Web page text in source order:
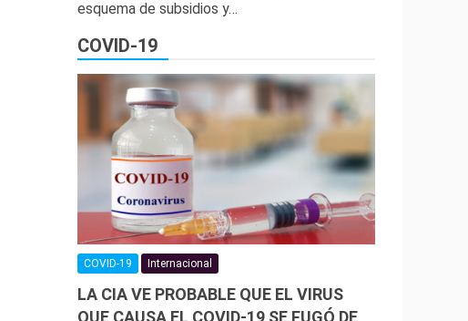
esquema de subsidios y…
COVID-19
COVID-19 Internacional
LA CIA VE PROBABLE QUE EL VIRUS